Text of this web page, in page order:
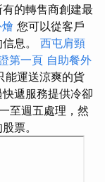
的轉售商創建最
您可以從客戶
息。 西屯肩頸
第一頁 自助餐外
能運送涼爽的貨
遞服務提供冷卻
至週五處理，然
票。